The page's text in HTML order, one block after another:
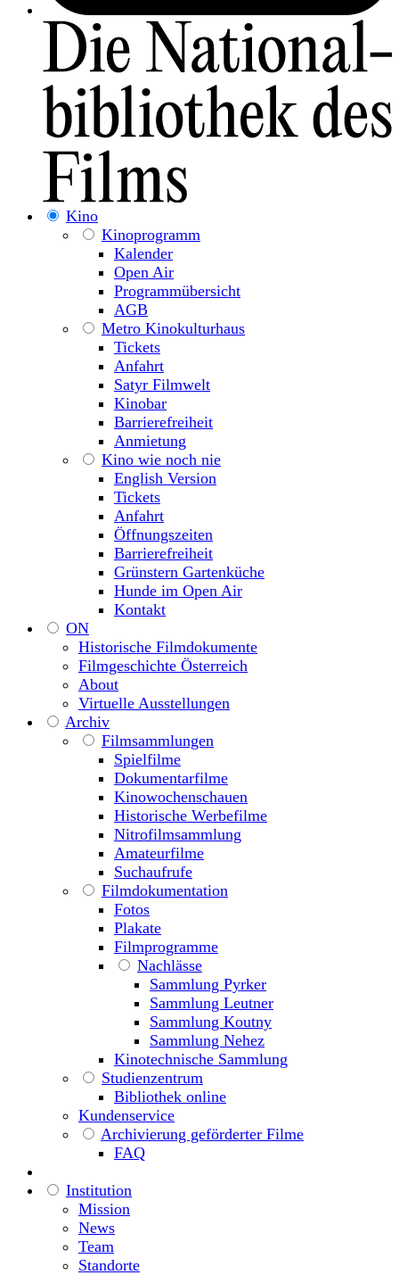
Kino
Kinoprogramm
Kalender
Open Air
Programmübersicht
AGB
Metro Kinokulturhaus
Tickets
Anfahrt
Satyr Filmwelt
Kinobar
Barrierefreiheit
Anmietung
Kino wie noch nie
English Version
Tickets
Anfahrt
Öffnungszeiten
Barrierefreiheit
Grünstern Gartenküche
Hunde im Open Air
Kontakt
ON
Historische Filmdokumente
Filmgeschichte Österreich
About
Virtuelle Ausstellungen
Archiv
Filmsammlungen
Spielfilme
Dokumentarfilme
Kinowochenschauen
Historische Werbefilme
Nitrofilmsammlung
Amateurfilme
Suchaufrufe
Filmdokumentation
Fotos
Plakate
Filmprogramme
Nachlässe
Sammlung Pyrker
Sammlung Leutner
Sammlung Koutny
Sammlung Nehez
Kinotechnische Sammlung
Studienzentrum
Bibliothek online
Kundenservice
Archivierung geförderter Filme
FAQ
Institution
Mission
News
Team
Standorte